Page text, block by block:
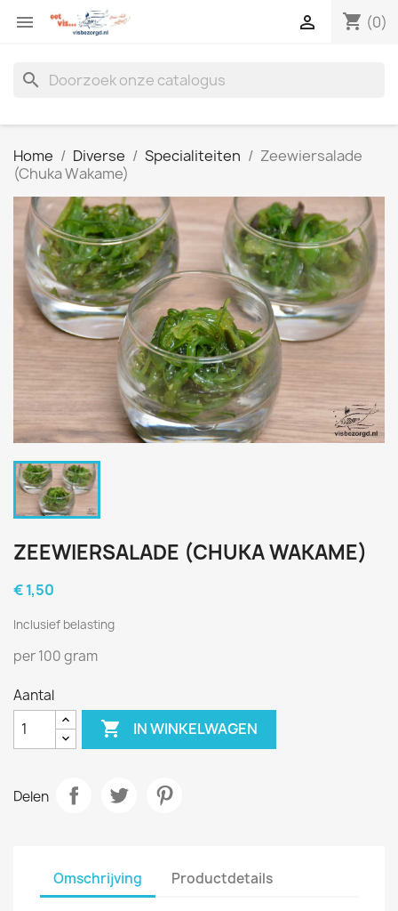
 shopping_cart (0)

search
Home Diverse Specialiteiten
Zeewiersalade
(Chuka Wakame)
ZEEWIERSALADE (CHUKA WAKAME)
€ 1,50
Inclusief belasting
per 100 gram
Aantal
 IN WINKELWAGEN
Delen
Omschrijving Productdetails